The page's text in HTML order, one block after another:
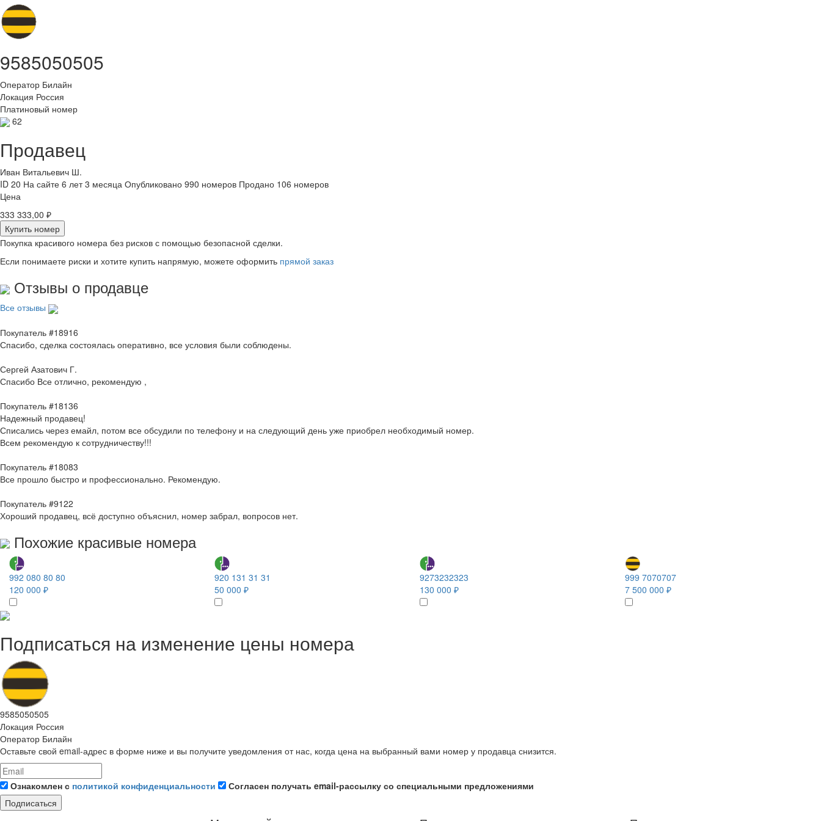
9585050505
Оператор Билайн
Локация Россия
Платиновый номер
62
Продавец
Иван Витальевич Ш.
ID 20 На сайте 6 лет 3 месяца Опубликовано 990 номеров Продано 106 номеров
Цена
333 333,00 ₽
Купить номер
Покупка красивого номера без рисков с помощью безопасной сделки.
Если понимаете риски и хотите купить напрямую, можете оформить прямой заказ
Отзывы о продавце
Все отзывы
Покупатель #18916
Спасибо, сделка состоялась оперативно, все условия были соблюдены.
Сергей Азатович Г.
Спасибо Все отлично, рекомендую ,
Покупатель #18136
Надежный продавец!
Списались через емайл, потом все обсудили по телефону и на следующий день уже приобрел необходимый номер.
Всем рекомендую к сотрудничеству!!!
Покупатель #18083
Все прошло быстро и профессионально. Рекомендую.
Покупатель #9122
Хороший продавец, всё доступно объяснил, номер забрал, вопросов нет.
Похожие красивые номера
992 080 80 80
120 000 ₽
920 131 31 31
50 000 ₽
9273232323
130 000 ₽
999 7070707
7 500 000 ₽
Подписаться на изменение цены номера
9585050505
Локация Россия
Оператор Билайн
Оставьте свой email-адрес в форме ниже и вы получите уведомления от нас, когда цена на выбранный вами номер у продавца снизится.
Ознакомлен с политикой конфиденциальности
Согласен получать email-рассылку со специальными предложениями
Подписаться